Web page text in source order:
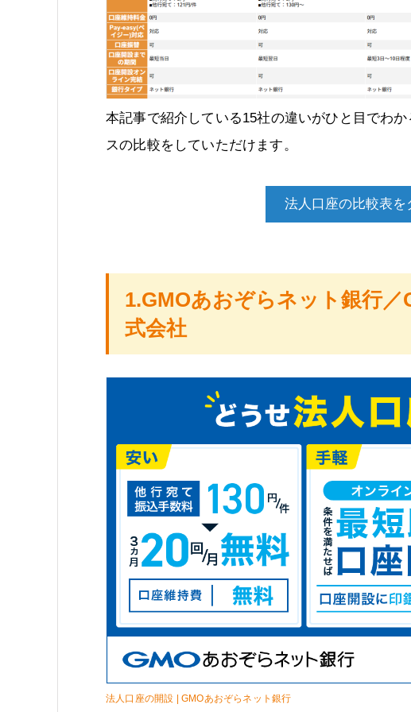
本記事で紹介している15社の違いがひと目でわ
スの比較をしていただけます。
法人口座の比較表を
1.GMOあおぞらネット銀行
式会社
法人口座の開設 | GMOあおぞらネット銀行